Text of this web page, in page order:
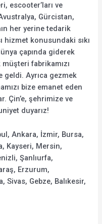
escooter’ları ve
Gürcistan,
her yerine tedarik
hizmet konusundaki sıkı
çapında giderek
fabrikamızı
geldi. Ayrıca gezmek
bize emanet eden
Çin’e, şehrimize ve
duyarız!
Ankara, İzmir, Bursa,
Kayseri, Mersin,
Şanlıurfa,
Erzurum,
Sivas, Gebze, Balıkesir,